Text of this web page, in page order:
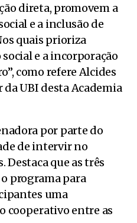
direta, promovem a
e a inclusão de
quais prioriza
e a incorporação
como refere Alcides
UBI desta Academia
por parte do
de intervir no
Destaca que as três
programa para
uma
cooperativo entre as